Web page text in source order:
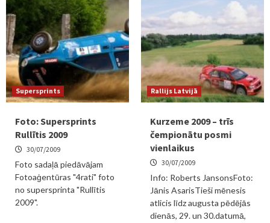
Supersprints
Foto: Supersprints
Rullītis 2009
30/07/2009
Foto sadaļā piedāvājam
Fotoaģentūras "4rati" foto
no supersprinta "Rullītis
2009".
Rallijs Latvijā
Kurzeme 2009 – trīs
čempionātu posmi
vienlaikus
30/07/2009
Info: Roberts JansonsFoto:
Jānis AsarisTieši mēnesis
atlicis līdz augusta pēdējās
dienās, 29. un 30.datumā,